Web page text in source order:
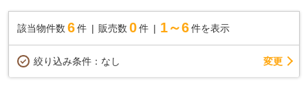
該当物件数 6件 販売数 0 件 1～6 件を表示
絞り込み条件： なし 変更